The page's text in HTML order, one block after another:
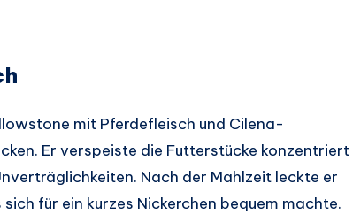
mit Pferdefleisch und Cilena-
Er verspeiste die Futterstücke konzentriert
Nach der Mahlzeit leckte er
für ein kurzes Nickerchen bequem machte.